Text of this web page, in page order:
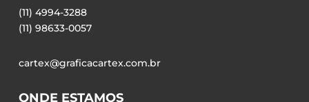
(11) 4994-3288
(11) 98633-0057
cartex@graficacartex.com.br
ONDE ESTAMOS